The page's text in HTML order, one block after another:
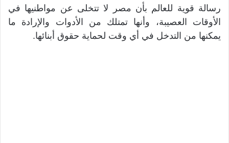
رسالة قوية للعالم بأن مصر لا تتخلى عن مواطنيها في
الأوقات العصيبة، وأنها تمتلك من الأدوات والإرادة ما
يمكنها من التدخل في أي وقت لحماية حقوق أبنائها.